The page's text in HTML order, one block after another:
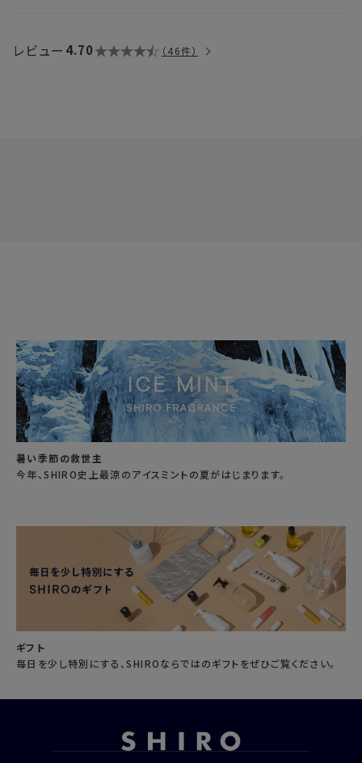
す。より髪の乾燥が気になる時期に、髪のまとまりやしっとり感
レビュー 4.70 46件
暑い季節の救世主
今年、SHIRO史上最涼のアイスミントの夏がはじまります。
ギフト
毎日を少し特別にする、SHIROならではのギフトをぜひご覧ください。